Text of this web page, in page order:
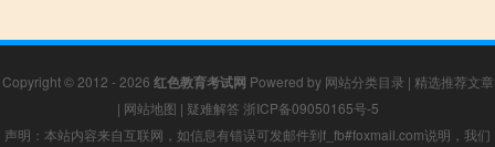
Copyright © 2012 - 2026 红色教育考试网 Powered by 网站分类目录 | 精选推荐文章
| 网站地图 | 疑难解答 浙ICP备09050165号-5
声明：本站内容来自互联网，如信息有错误可发邮件到f_fb#foxmail.com说明，我们